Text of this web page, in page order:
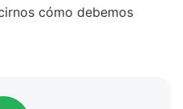
cómo debemos